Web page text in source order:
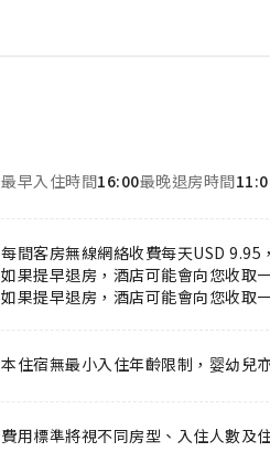
最早入住時間16:00最晚退房時間
每間客房無線網絡收費每天USD 9.95
如果提早退房，酒店可能會向您收取
如果提早退房，酒店可能會向您收取
本住宿無最小入住年齡限制，婴幼兒
費用標準將視不同房型、入住人數及